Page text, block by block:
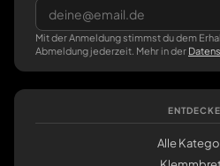
Mit der Anmeldung stimmst du dem
Abmeldung jederzeit. Mehr in der
Alle